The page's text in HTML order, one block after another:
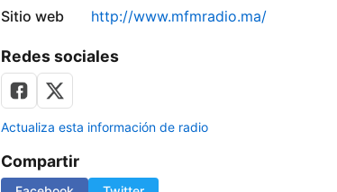
Sitio web http://www.mfmradio.ma/
Redes sociales
Actualiza esta información de radio
Compartir